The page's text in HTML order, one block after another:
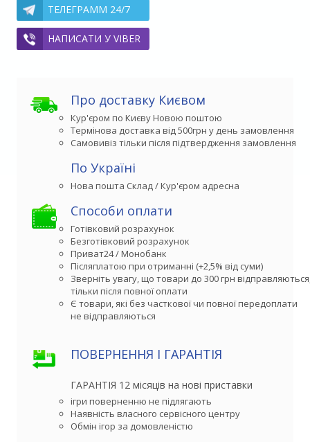
ТЕЛЕГРАММ 24/7
НАПИСАТИ У VIBER
Про доставку Києвом
Кур'єром по Києву Новою поштою
Термінова доставка від 500грн у день замовлення
Самовивіз тільки після підтвердження замовлення
По Україні
Способи оплати
Готівковий розрахунок
Безготівковий розрахунок
Приват24 / Монобанк
Післяплатою при отриманні (+2,5% від суми)
Зверніть увагу, що товари до 300 грн
тільки після повної оплати
Є товари, які без часткової чи повної передоплати
не відправляються
ПОВЕРНЕННЯ І ГАРАНТІЯ
ГАРАНТІЯ 12 місяців на нові приставки
ігри поверненню не підлягають
Наявність власного сервісного центру
Обмін ігор за домовленістю